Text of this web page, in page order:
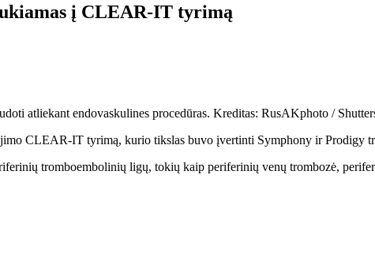
į CLEAR-IT tyrimą
atliekant endovaskulines procedūras. Kreditas: RusAKphoto /
CLEAR-IT tyrimą, kurio tikslas buvo įvertinti Symphony ir Prodigy
tromboembolinių ligų, tokių kaip periferinių venų trombozė,